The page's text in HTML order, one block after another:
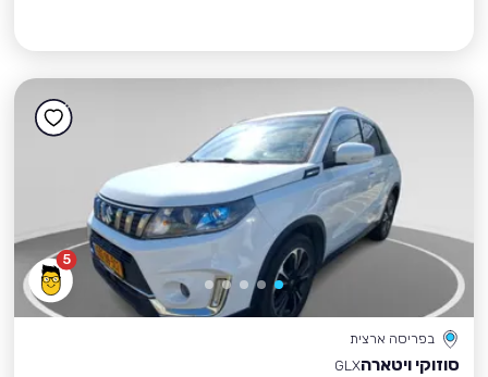
5
בפריסה ארצית
סוזוקי ויטארהGLX